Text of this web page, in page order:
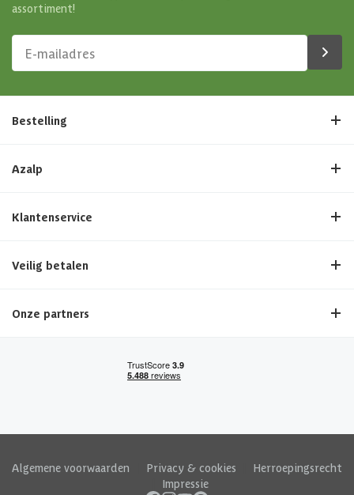
assortiment!
Bestelling
Azalp
Klantenservice
Veilig betalen
Onze partners
Algemene voorwaarden Privacy & cookies
Herroepingsrecht
Impressie